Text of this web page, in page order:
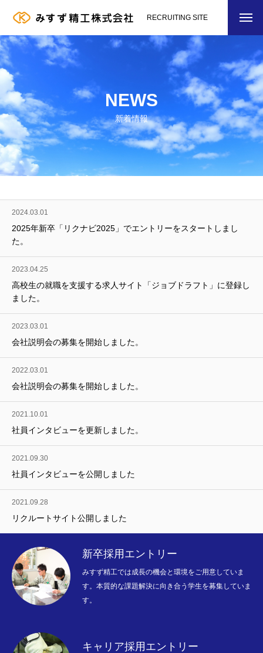
RECRUITING SITE
COMPANY
RECRUITMENT
NEWS
新着情報
2024.03.01
2025年新卒「リクナビ2025」でエントリーをスタートしまし
た。
2023.04.25
高校生の就職を支援する求人サイト「ジョブドラフト」に登録し
ました。
2023.03.01
会社説明会の募集を開始しました。
2022.03.01
会社説明会の募集を開始しました。
2021.10.01
社員インタビューを更新しました。
2021.09.30
社員インタビューを公開しました
2021.09.28
リクルートサイト公開しました
新卒採用エントリー
みすず精工では成長の機会と環境をご用意していま
す。本質的な課題解決に向き合う学生を募集していま
す。
キャリア採用エントリー